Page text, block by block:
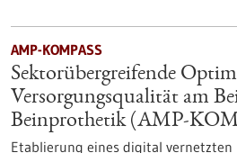
AMP-KOMPASS
Sektorübergreifende
Versorgungsqualität am
Beinprothetik (AMP-
Etablierung eines digital vernetzten